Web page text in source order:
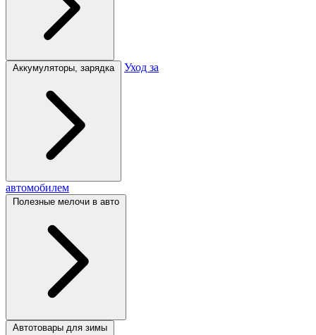
Аккумуляторы, зарядка Уход за
автомобилем
Полезные мелочи в авто
Автотовары для зимы